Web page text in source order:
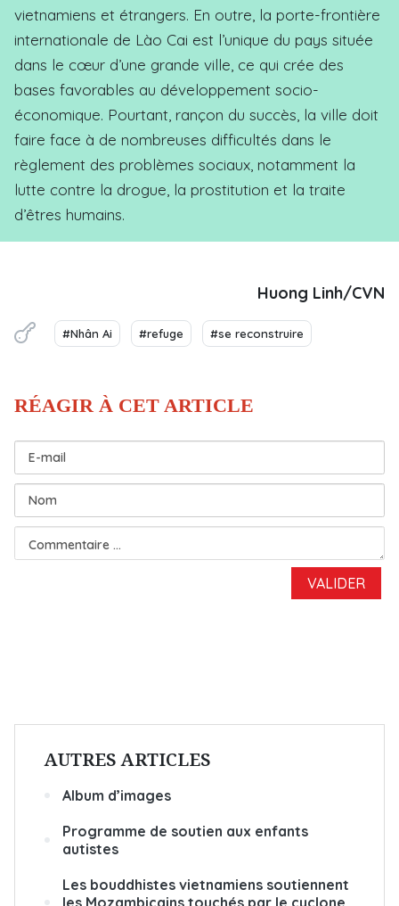
vietnamiens et étrangers. En outre, la porte-frontière
internationale de Lào Cai est l’unique du pays située
dans le cœur d’une grande ville, ce qui crée des
bases favorables au développement socio-
économique. Pourtant, rançon du succès, la ville doit
faire face à de nombreuses difficultés dans le
règlement des problèmes sociaux, notamment la
lutte contre la drogue, la prostitution et la traite
d’êtres humains.
Huong Linh/CVN
#Nhân Ai #refuge #se reconstruire
AUTRES ARTICLES
Album d’images
Programme de soutien aux enfants
autistes
Les bouddhistes vietnamiens soutiennent
les Mozambicains touchés par le cyclone